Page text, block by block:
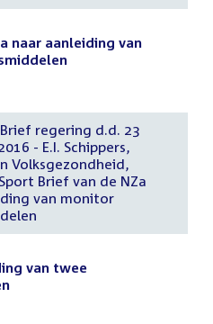
naar aanleiding van
regering d.d. 23
- E.I. Schippers,
Volksgezondheid,
Brief van de NZa
van monitor
van twee